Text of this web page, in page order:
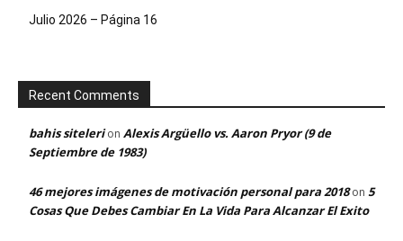
Julio 2026 – Página 16
Recent Comments
bahis sitelerion Alexis Argüello vs. Aaron Pryor (9 de
Septiembre de 1983)
46 mejores imágenes de motivación personal para 2018on 5
Cosas Que Debes Cambiar En La Vida Para Alcanzar El Exito